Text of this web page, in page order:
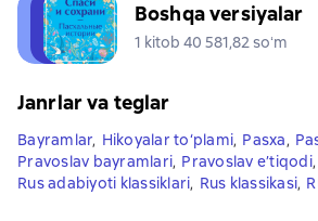
Boshqa versiyalar
1 kitob 40 581,82 soʻm
Janrlar va teglar
Bayramlar, Hikoyalar to‘plami, Pasxa,
Pravoslav bayramlari, Pravoslav e’tiqodi,
Rus adabiyoti klassiklari, Rus klassikasi,